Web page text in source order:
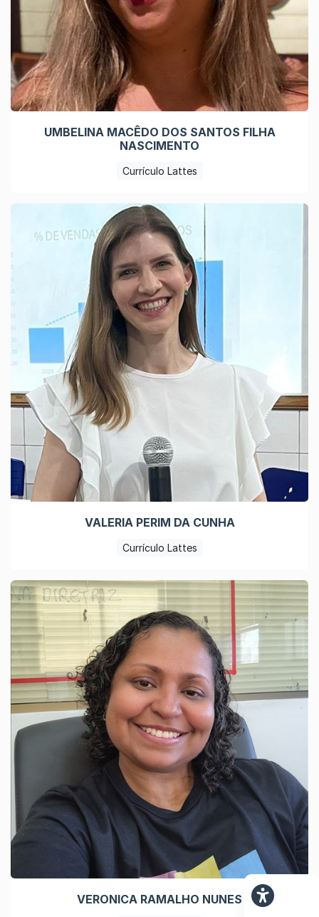
UMBELINA MACÊDO DOS SANTOS FILHA
NASCIMENTO
Currículo Lattes
VALERIA PERIM DA CUNHA
Currículo Lattes
VERONICA RAMALHO NUNES